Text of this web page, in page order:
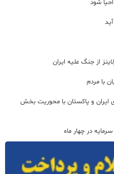
شود
با مردم
و پاکستان با محوریت بخش